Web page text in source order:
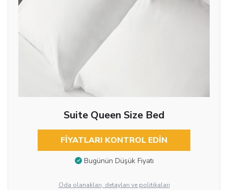
Suite Queen Size Bed
FIYATLARI KONTROL EDIN
Bugünün Düşük Fiyatı
Oda olanakları, detayları ve politikaları